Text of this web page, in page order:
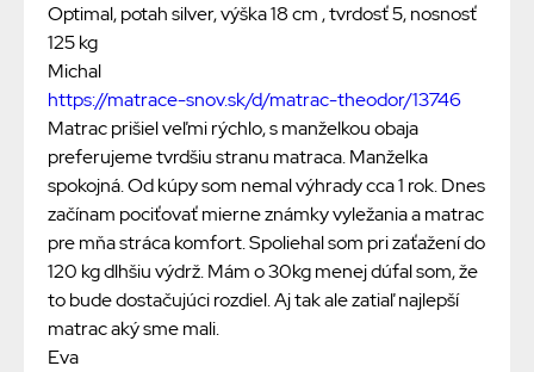
Optimal, potah silver, výška 18 cm , tvrdosť 5, nosnosť
125 kg
Michal
https://matrace-snov.sk/d/matrac-theodor/13746
Matrac prišiel veľmi rýchlo, s manželkou obaja
preferujeme tvrdšiu stranu matraca. Manželka
spokojná. Od kúpy som nemal výhrady cca 1 rok. Dnes
začínam pociťovať mierne známky vyležania a matrac
pre mňa stráca komfort. Spoliehal som pri zaťažení do
120 kg dlhšiu výdrž. Mám o 30kg menej dúfal som, že
to bude dostačujúci rozdiel. Aj tak ale zatiaľ najlepší
matrac aký sme mali.
Eva